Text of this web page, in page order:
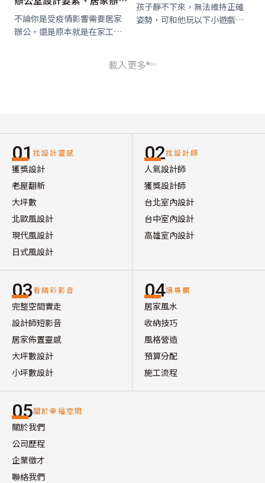
好點子、風水眉角一次看
不論你是受疫情影響需要居家
辦公，還是原本就是在家工作
事的場所是很重要的，《幸福
孩子靜不下來，無法維持正確
姿勢，可和他玩以下小遊戲，
載入更多
01 找設計靈感
獲獎設計
老屋翻新
大坪數
北歐風設計
現代風設計
日式風設計
02找設計師
人氣設計師
獲獎設計師
台北室內設計
台中室內設計
高雄室內設計
03看精彩影音
完整空間實走
設計師短影音
居家佈置靈感
大坪數設計
小坪數設計
04讀專欄
居家風水
收納技巧
風格營造
預算分配
施工流程
05關於幸福空間
關於我們
公司歷程
企業徵才
聯絡我們